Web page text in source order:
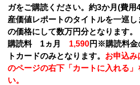
ガをご購読ください。約3か月(費
産価値レポートのタイトルを一巡し
の価格にして数万円分となります。
購読料 1ヵ月 1,590円 ※購読料金
トカードのみとなります。 お申込
のページの右下「カートに入れる
い。